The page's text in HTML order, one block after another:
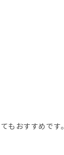
もおすすめです。